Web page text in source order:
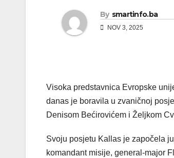
By smartinfo.ba
NOV 3, 2025
Visoka predstavnica Evropske
danas je boravila u zvaničnoj
Denisom Bećirovićem i Željkom
Svoju posjetu Kallas je započela
komandant misije, general-major